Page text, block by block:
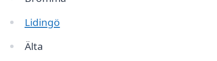
Lidingö
Älta